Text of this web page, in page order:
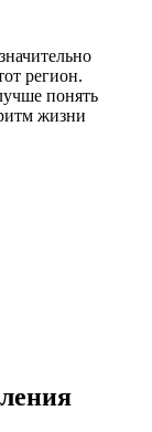
регион.
понять
жизни